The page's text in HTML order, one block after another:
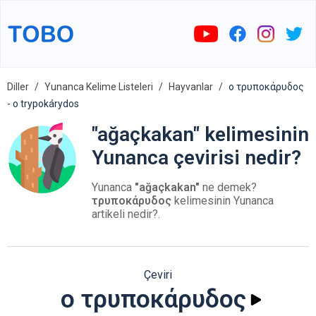
Diller Yunanca Kelime Listeleri Hayvanlar
ο τρυποκάρυδος
- o trypokárydos
"ağaçkakan" kelimesinin
Yunanca çevirisi nedir?
Yunanca "ağaçkakan" ne demek?
τρυποκάρυδος kelimesinin Yunanca
artikeli nedir?.
Çeviri
ο τρυποκάρυδος